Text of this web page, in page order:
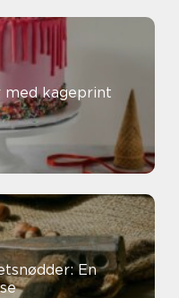
med kageprint
En